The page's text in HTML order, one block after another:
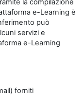
la compilazione
e-Learning è
può
servizi e
e-Learning
forniti